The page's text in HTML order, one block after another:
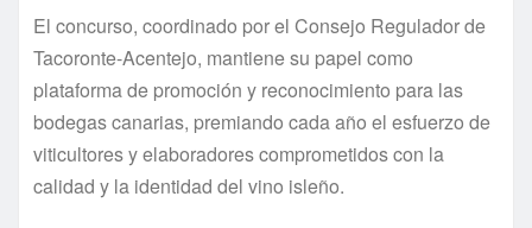
El concurso, coordinado por el Consejo Regulador de
Tacoronte-Acentejo, mantiene su papel como
plataforma de promoción y reconocimiento para las
bodegas canarias, premiando cada año el esfuerzo de
viticultores y elaboradores comprometidos con la
calidad y la identidad del vino isleño.